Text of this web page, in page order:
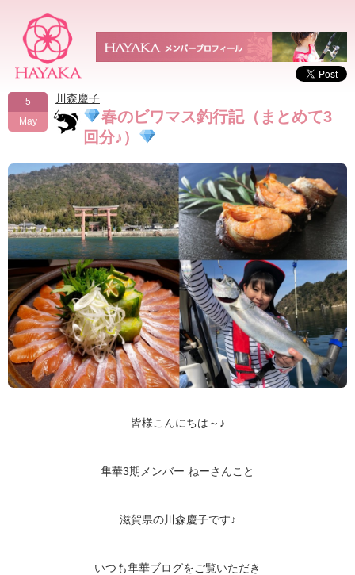
5
May
川森慶子
春のビワマス釣行記（まとめて3
回分♪）
皆様こんにちは～♪
隼華3期メンバー ねーさんこと
滋賀県の川森慶子です♪
いつも隼華ブログをご覧いただき